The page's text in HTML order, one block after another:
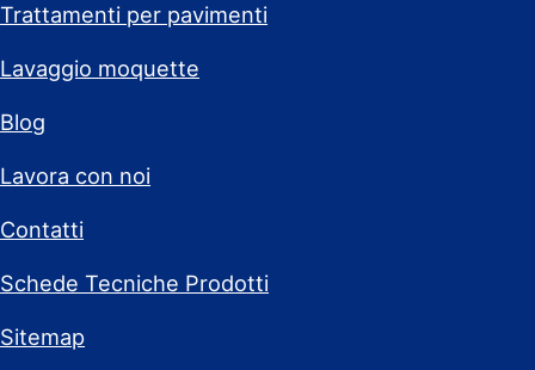
Trattamenti per pavimenti
Lavaggio moquette
Blog
Lavora con noi
Contatti
Schede Tecniche Prodotti
Sitemap